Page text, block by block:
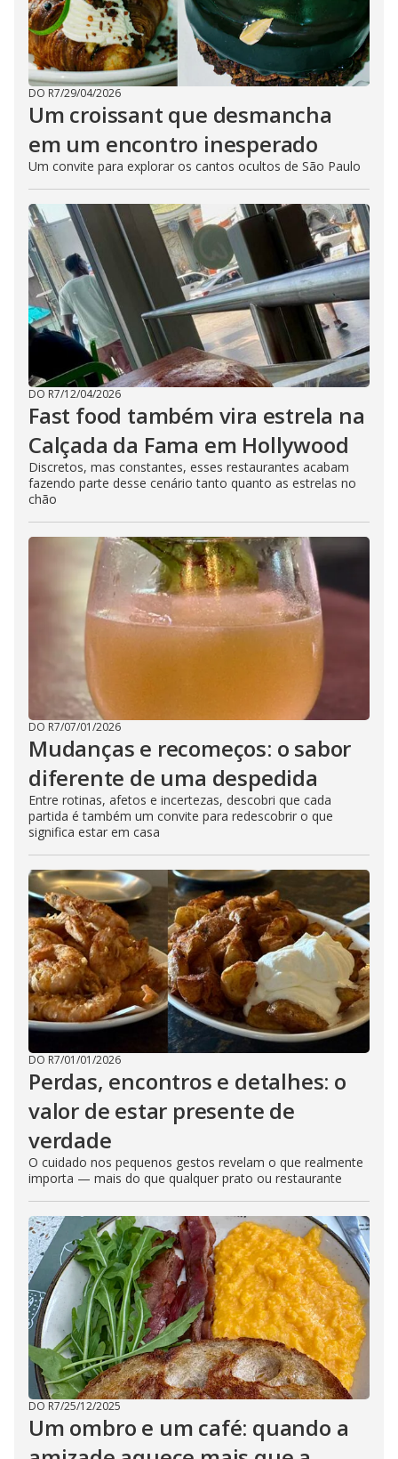
DO R7/29/04/2026
Um croissant que desmancha
em um encontro inesperado
Um convite para explorar os cantos ocultos de São Paulo
DO R7/12/04/2026
Fast food também vira estrela na
Calçada da Fama em Hollywood
Discretos, mas constantes, esses restaurantes acabam
fazendo parte desse cenário tanto quanto as estrelas no
chão
DO R7/07/01/2026
Mudanças e recomeços: o sabor
diferente de uma despedida
Entre rotinas, afetos e incertezas, descobri que cada
partida é também um convite para redescobrir o que
significa estar em casa
DO R7/01/01/2026
Perdas, encontros e detalhes: o
valor de estar presente de
verdade
O cuidado nos pequenos gestos revelam o que realmente
importa — mais do que qualquer prato ou restaurante
DO R7/25/12/2025
Um ombro e um café: quando a